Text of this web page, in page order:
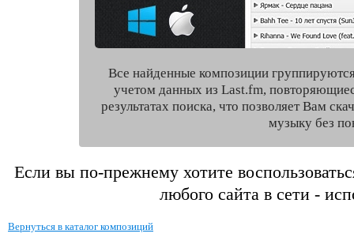
Все найденные композиции
учетом данных из Last.fm,
результатах поиска, что позволяет Вам
музыку без
Если вы по-прежнему хотите
любого сайта в сети -
Вернуться в каталог композиций